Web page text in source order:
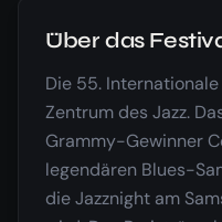
Über das
Die 55.
Zentrum des Jazz.
Grammy-Gewinner
legendären Blues-
die Jazznight am